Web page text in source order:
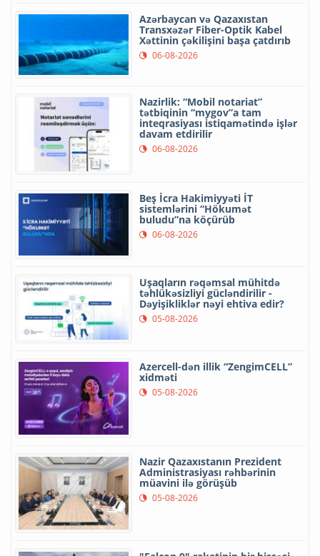
Azərbaycan və Qazaxıstan
Transxəzər Fiber-Optik Kabel
Xəttinin çəkilişini başa çatdırıb
06-08-2026
Nazirlik: “Mobil notariat”
tətbiqinin “mygov”a tam
inteqrasiyası istiqamətində işlər
davam etdirilir
06-08-2026
Beş İcra Hakimiyyəti İT
sistemlərini “Hökumət
buludu”na köçürüb
06-08-2026
Uşaqların rəqəmsal mühitdə
təhlükəsizliyi gücləndirilir -
Dəyişikliklər nəyi ehtiva edir?
05-08-2026
Azercell-dən illik “ZengimCELL”
xidməti
05-08-2026
Nazir Qazaxıstanın Prezident
Administrasiyası rəhbərinin
müavini ilə görüşüb
05-08-2026